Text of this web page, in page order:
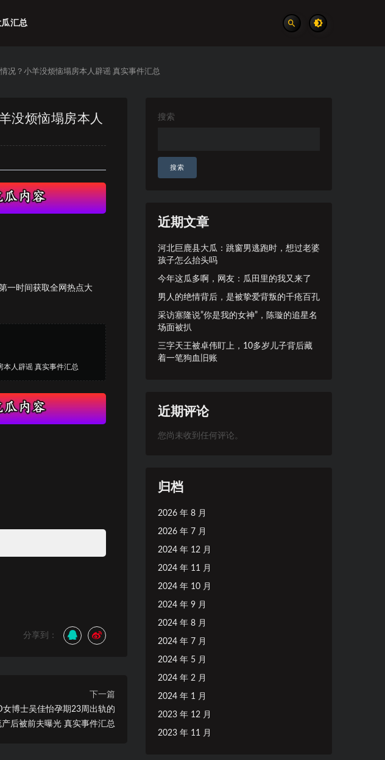
瓜汇总
况？小羊没烦恼塌房本人辟谣 真实事件汇总
没烦恼塌房本人
一时间获取全网热点大
本人辟谣 真实事件汇总
分享到：
下一篇
博士吴佳怡孕期23周出轨的
产后被前夫曝光 真实事件汇总
搜索
搜索
近期文章
河北巨鹿县大瓜：跳窗男逃跑时，想过老婆
孩子怎么抬头吗
今年这瓜多啊，网友：瓜田里的我又来了
男人的绝情背后，是被挚爱背叛的千疮百孔
采访塞隆说”你是我的女神”，陈璇的追星名
场面被扒
三字天王被卓伟盯上，10多岁儿子背后藏
着一笔狗血旧账
近期评论
您尚未收到任何评论。
归档
2026 年 8 月
2026 年 7 月
2024 年 12 月
2024 年 11 月
2024 年 10 月
2024 年 9 月
2024 年 8 月
2024 年 7 月
2024 年 5 月
2024 年 2 月
2024 年 1 月
2023 年 12 月
2023 年 11 月